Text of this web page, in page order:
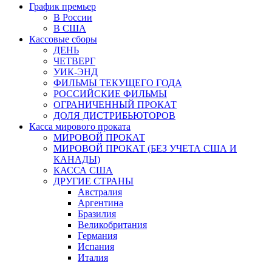
График премьер
В России
В США
Кассовые сборы
ДЕНЬ
ЧЕТВЕРГ
УИК-ЭНД
ФИЛЬМЫ ТЕКУЩЕГО ГОДА
РОССИЙСКИЕ ФИЛЬМЫ
ОГРАНИЧЕННЫЙ ПРОКАТ
ДОЛЯ ДИСТРИБЬЮТОРОВ
Касса мирового проката
МИРОВОЙ ПРОКАТ
МИРОВОЙ ПРОКАТ (БЕЗ УЧЕТА США И
КАНАДЫ)
КАССА США
ДРУГИЕ СТРАНЫ
Австралия
Аргентина
Бразилия
Великобритания
Германия
Испания
Италия